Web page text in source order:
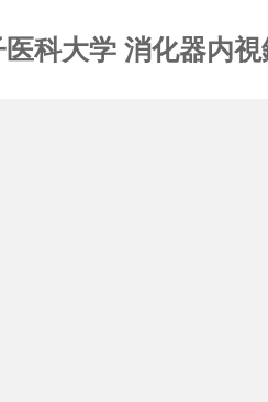
科大学 消化器内視